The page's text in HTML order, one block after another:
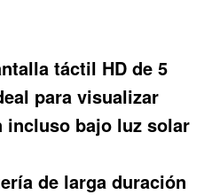
táctil HD de 5
para visualizar
incluso bajo luz solar
de larga duración